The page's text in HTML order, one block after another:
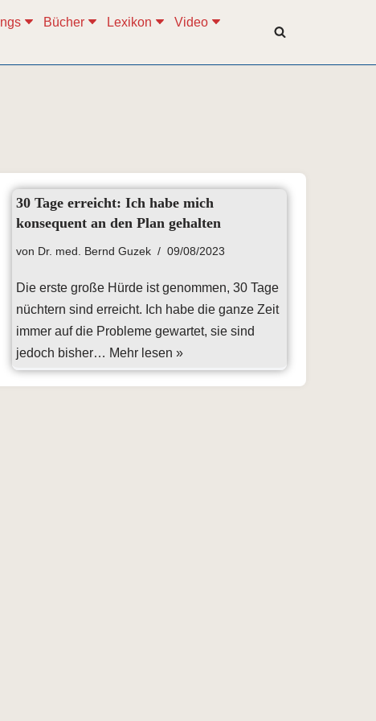
Bücher Lexikon
Video
30 Tage erreicht: Ich habe mich
konsequent an den Plan gehalten
von Dr. med. Bernd Guzek 09/08/2023
Die erste große Hürde ist genommen, 30 Tage
nüchtern sind erreicht. Ich habe die ganze Zeit
immer auf die Probleme gewartet, sie sind
jedoch bisher… Mehr lesen »